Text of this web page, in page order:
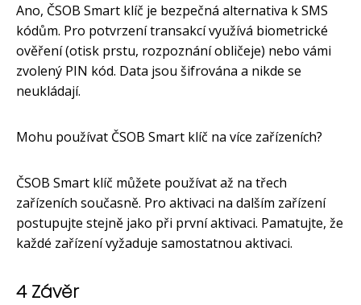
Ano, ČSOB Smart klíč je bezpečná alternativa k SMS
kódům. Pro potvrzení transakcí využívá biometrické
ověření (otisk prstu, rozpoznání obličeje) nebo vámi
zvolený PIN kód. Data jsou šifrována a nikde se
neukládají.
Mohu používat ČSOB Smart klíč na více zařízeních?
ČSOB Smart klíč můžete používat až na třech
zařízeních současně. Pro aktivaci na dalším zařízení
postupujte stejně jako při první aktivaci. Pamatujte, že
každé zařízení vyžaduje samostatnou aktivaci.
4 Závěr